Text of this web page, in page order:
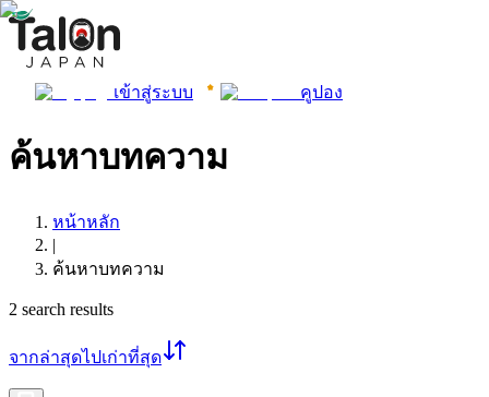
เข้าสู่ระบบ คูปอง
ค้นหาบทความ
หน้าหลัก
|
ค้นหาบทความ
2 search results
จากล่าสุดไปเก่าที่สุด